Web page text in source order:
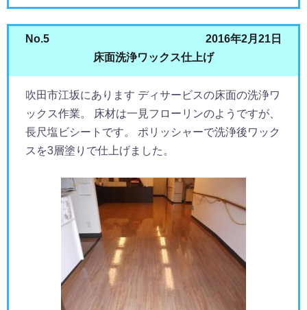
No.5
2016年2月21日
床面洗浄ワックス仕上げ
吹田市江坂にあります ディサービスの床面の洗浄ワ
ックス作業。 床材は一見フローリンのようですが、
長尺塩ビシートです。 ポリッシャーで洗浄後ワック
スを3層塗りで仕上げました。